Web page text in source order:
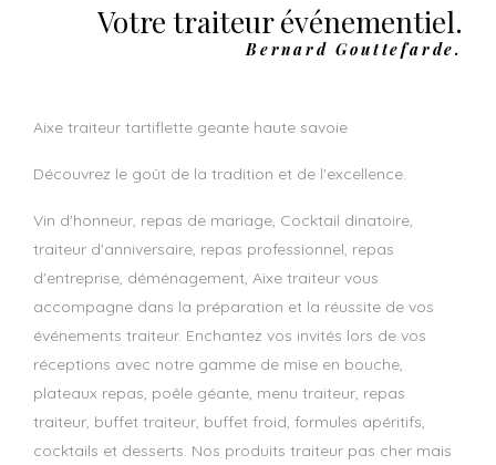
Votre traiteur événementiel.
Bernard Gouttefarde.
aixe traiteur tartiflette geante haute savoie
Découvrez le goût de la tradition et de l'excellence.
Vin d'honneur, repas de mariage, Cocktail dinatoire,
traiteur d'anniversaire, repas professionnel, repas
d'entreprise, déménagement, Aixe traiteur vous
accompagne dans la préparation et la réussite de vos
événements traiteur. Enchantez vos invités lors de vos
réceptions avec notre gamme de mise en bouche,
plateaux repas, poêle géante, menu traiteur, repas
traiteur, buffet traiteur, buffet froid, formules apéritifs,
cocktails et desserts. Nos produits traiteur pas cher mais